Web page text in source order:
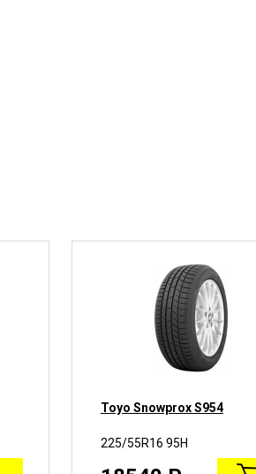
Toyo Snowprox S954
225/55R16 95H